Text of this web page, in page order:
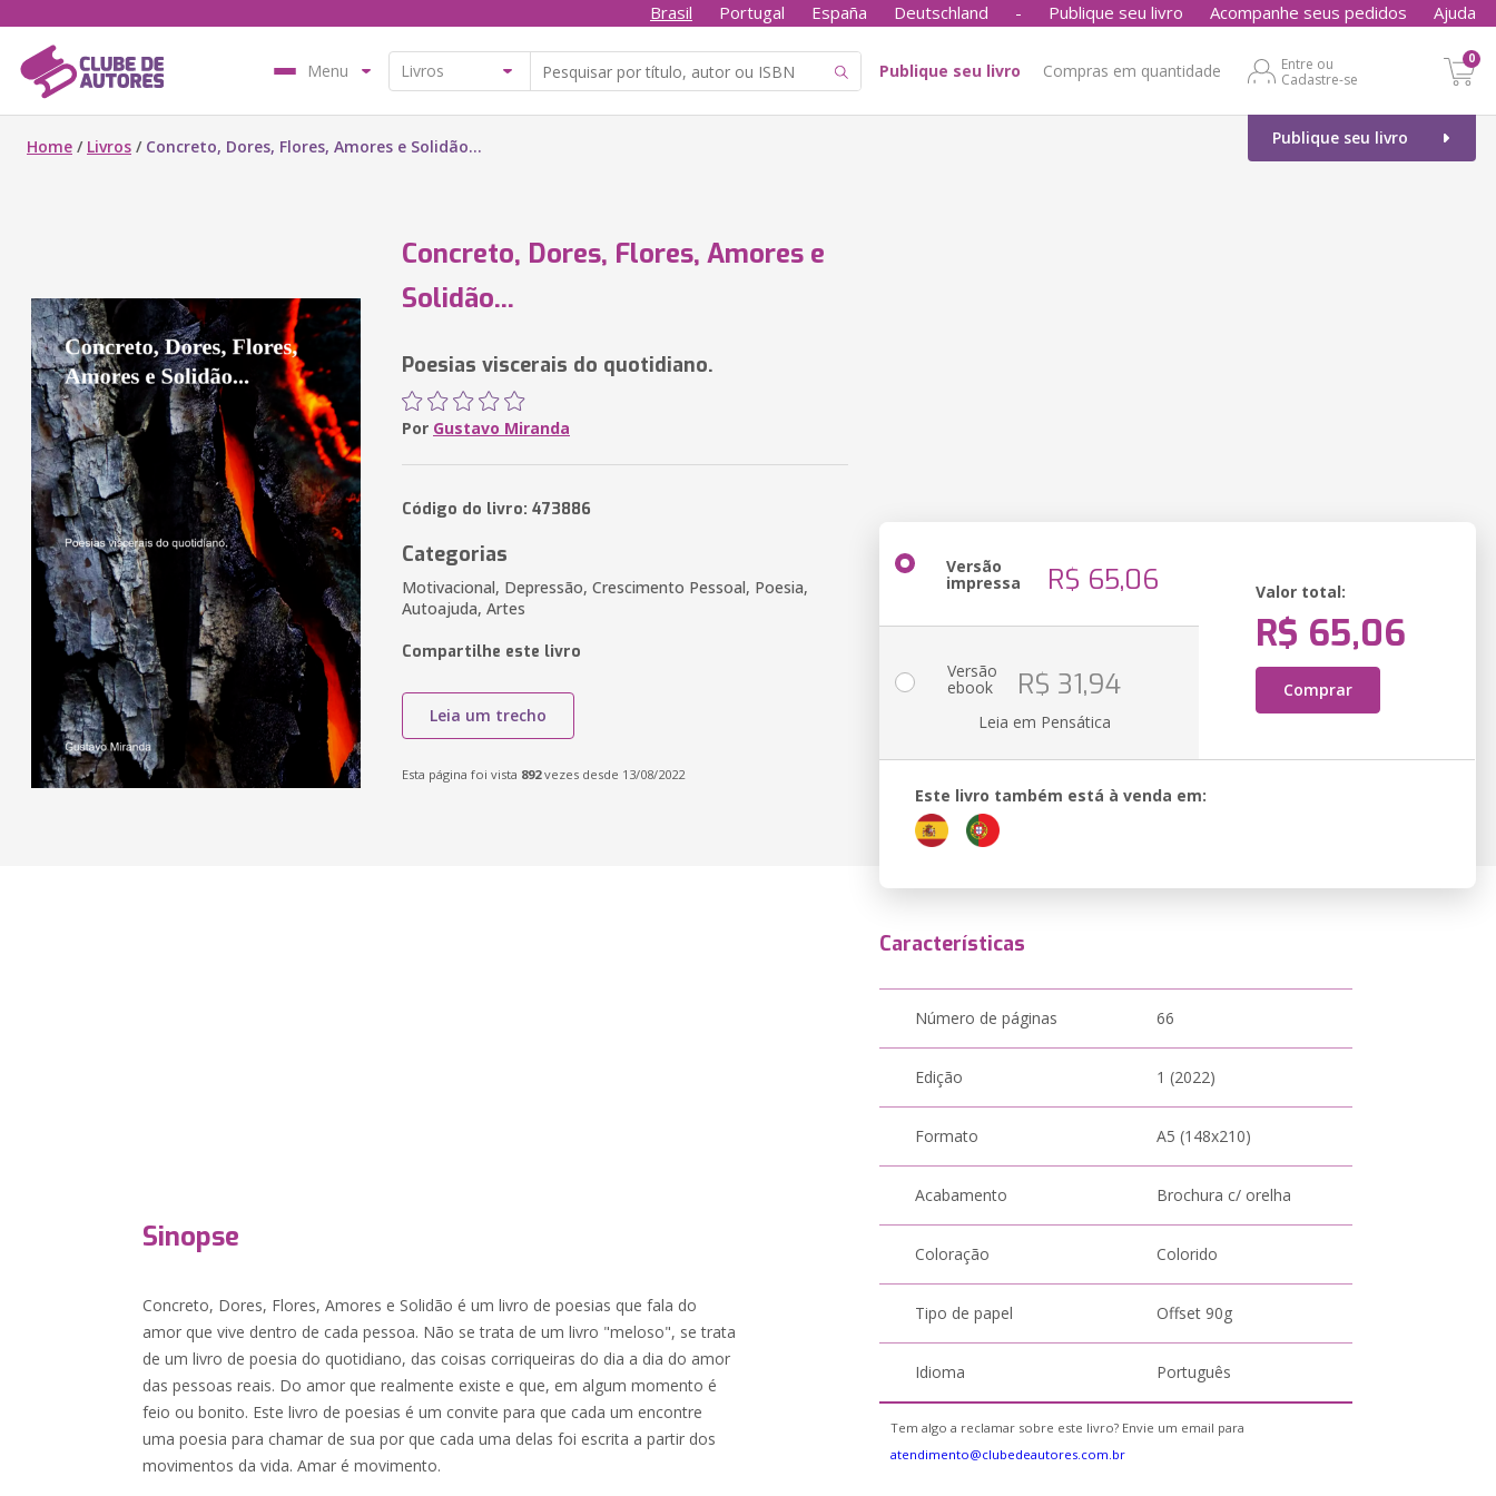
Brasil Portugal España Deutschland - Publique seu livro Acompanhe seus pedidos Ajuda
Menu Publique seu livro Compras em quantidade
Entre ou
Cadastre-se
0
Publique seu livro
Home / Livros / Concreto, Dores, Flores, Amores e Solidão...
Concreto, Dores, Flores, Amores e
Solidão...
Poesias viscerais do quotidiano.
Por Gustavo Miranda
Código do livro: 473886
Categorias
Motivacional, Depressão, Crescimento Pessoal, Poesia,
Autoajuda, Artes
Compartilhe este livro
Leia um trecho
Esta página foi vista 892vezes desde 13/08/2022
Versão
impressa R$ 65,06 Valor total:
R$ 65,06
Comprar
Versão
ebook R$ 31,94
Leia em Pensática
Este livro também está à venda em:
Sinopse
Concreto, Dores, Flores, Amores e Solidão é um livro de poesias que fala do
amor que vive dentro de cada pessoa. Não se trata de um livro "meloso", se trata
de um livro de poesia do quotidiano, das coisas corriqueiras do dia a dia do amor
das pessoas reais. Do amor que realmente existe e que, em algum momento é
feio ou bonito. Este livro de poesias é um convite para que cada um encontre
uma poesia para chamar de sua por que cada uma delas foi escrita a partir dos
movimentos da vida. Amar é movimento.
Características
Número de páginas 66
Edição 1 (2022)
Formato A5 (148x210)
Acabamento Brochura c/ orelha
Coloração Colorido
Tipo de papel Offset 90g
Idioma Português
Tem algo a reclamar sobre este livro? Envie um email para
atendimento@clubedeautores.com.br